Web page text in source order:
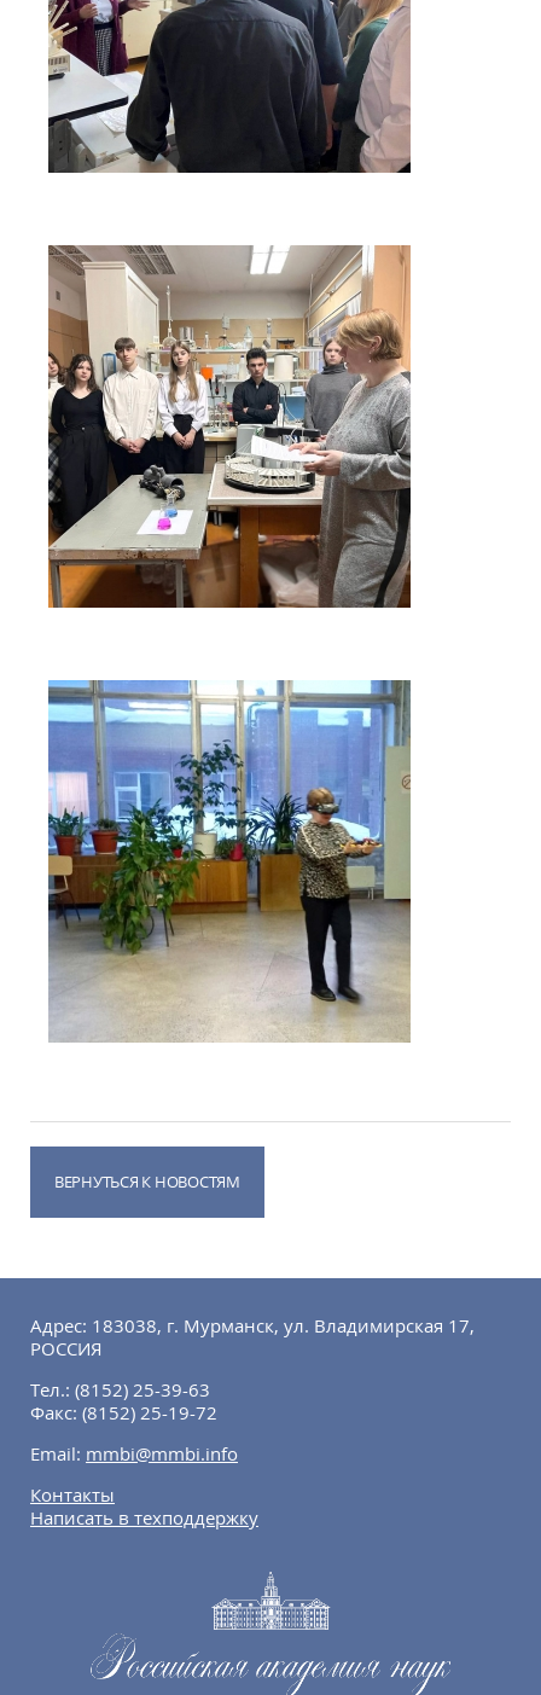
ВЕРНУТЬСЯ К НОВОСТЯМ
Адрес: 183038, г. Мурманск, ул. Владимирская 17,
РОССИЯ
Тел.: (8152) 25-39-63
Факс: (8152) 25-19-72
Email: mmbi@mmbi.info
Контакты
Написать в техподдержку